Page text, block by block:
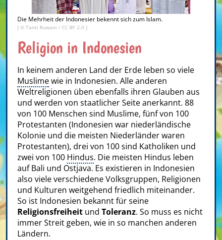
Die Mehrheit der Indonesier bekennt sich zum Islam.
[ © Tanti Ruwani / CC BY 2.0 ]
Religion in Indonesien
In keinem anderen Land der Erde leben so viele
Muslimewie in Indonesien. Alle anderen
Weltreligionen üben ebenfalls ihren Glauben aus
und werden von staatlicher Seite anerkannt. 88
von 100 Menschen sind Muslime, fünf von 100
Protestanten (Indonesien war niederländische
Kolonie und die meisten Niederländer waren
Protestanten), drei von 100 sind Katholiken und
zwei von 100 Hindus. Die meisten Hindus leben
auf Bali und Ostjava. Es existieren in Indonesien
also viele verschiedene Volksgruppen, Religionen
und Kulturen weitgehend friedlich miteinander.
So ist Indonesien bekannt für seine
Religionsfreiheit und Toleranz. So muss es nicht
immer Streit geben, wie in so manchen anderen
Ländern.